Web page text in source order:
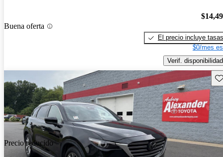
Buena oferta
El precio incluye tasas
$0/mes
Verif. disponibilidad
Precio reducido